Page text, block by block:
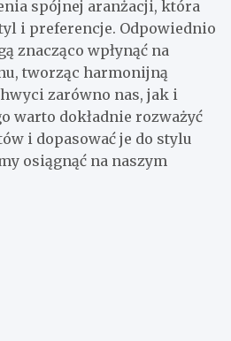
spójnej aranżacji, która
i preferencje. Odpowiednio
znacząco wpłynąć na
tworząc harmonijną
zarówno nas, jak i
warto dokładnie rozważyć
i dopasować je do stylu
osiągnąć na naszym